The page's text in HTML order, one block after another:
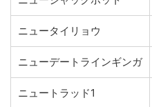
ニュータイリョウ
ニューデートラインギンガ
ニュートラッド1